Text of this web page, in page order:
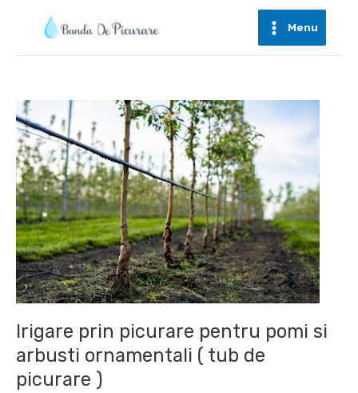
Main
Menu
Irigare prin picurare pentru pomi si
arbusti ornamentali ( tub de
picurare )